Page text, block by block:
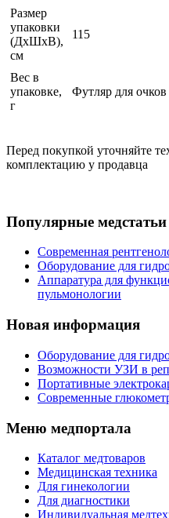
Размер
упаковки
(ДхШхВ),
см
115
Вес в
упаковке,
г
Футляр для очков
Перед покупкой уточняйте
комплектацию у продавца
Популярные медстатьи
Современная
Оборудование для
Аппаратура для
пульмонологии
Новая информация
Оборудование для
Возможности УЗИ в
Портативные
Современные
Меню медпортала
Каталог медтоваров
Медицинская техника
Для гинекологии
Для диагностики
Индивидуальная